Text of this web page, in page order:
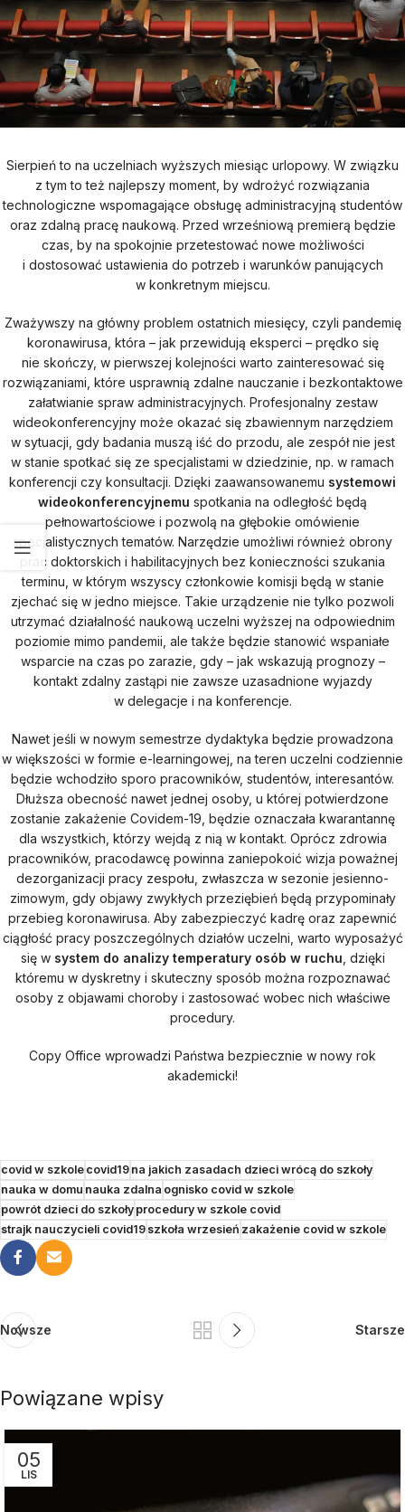
Sierpień to na uczelniach wyższych miesiąc urlopowy. W związku
z tym to też najlepszy moment, by wdrożyć rozwiązania
technologiczne wspomagające obsługę administracyjną studentów
oraz zdalną pracę naukową. Przed wrześniową premierą będzie
czas, by na spokojnie przetestować nowe możliwości
i dostosować ustawienia do potrzeb i warunków panujących
w konkretnym miejscu.
Zważywszy na główny problem ostatnich miesięcy, czyli pandemię
koronawirusa, która – jak przewidują eksperci – prędko się
nie skończy, w pierwszej kolejności warto zainteresować się
rozwiązaniami, które usprawnią zdalne nauczanie i bezkontaktowe
załatwianie spraw administracyjnych. Profesjonalny zestaw
wideokonferencyjny może okazać się zbawiennym narzędziem
w sytuacji, gdy badania muszą iść do przodu, ale zespół nie jest
w stanie spotkać się ze specjalistami w dziedzinie, np. w ramach
konferencji czy konsultacji. Dzięki zaawansowanemu systemowi
wideokonferencyjnemu spotkania na odległość będą
pełnowartościowe i pozwolą na głębokie omówienie
specjalistycznych tematów. Narzędzie umożliwi również obrony
prac doktorskich i habilitacyjnych bez konieczności szukania
terminu, w którym wszyscy członkowie komisji będą w stanie
zjechać się w jedno miejsce. Takie urządzenie nie tylko pozwoli
utrzymać działalność naukową uczelni wyższej na odpowiednim
poziomie mimo pandemii, ale także będzie stanowić wspaniałe
wsparcie na czas po zarazie, gdy – jak wskazują prognozy –
kontakt zdalny zastąpi nie zawsze uzasadnione wyjazdy
w delegacje i na konferencje.
Nawet jeśli w nowym semestrze dydaktyka będzie prowadzona
w większości w formie e-learningowej, na teren uczelni codziennie
będzie wchodziło sporo pracowników, studentów, interesantów.
Dłuższa obecność nawet jednej osoby, u której potwierdzone
zostanie zakażenie Covidem-19, będzie oznaczała kwarantannę
dla wszystkich, którzy wejdą z nią w kontakt. Oprócz zdrowia
pracowników, pracodawcę powinna zaniepokoić wizja poważnej
dezorganizacji pracy zespołu, zwłaszcza w sezonie jesienno-
zimowym, gdy objawy zwykłych przeziębień będą przypominały
przebieg koronawirusa. Aby zabezpieczyć kadrę oraz zapewnić
ciągłość pracy poszczególnych działów uczelni, warto wyposażyć
się w system do analizy temperatury osób w ruchu , dzięki
któremu w dyskretny i skuteczny sposób można rozpoznawać
osoby z objawami choroby i zastosować wobec nich właściwe
procedury.
Copy Office wprowadzi Państwa bezpiecznie w nowy rok
akademicki!
covid w szkolecovid19na jakich zasadach dzieci wrócą do szkoły
nauka w domu nauka zdalna ognisko covid w szkole
powrót dzieci do szkołyprocedury w szkole covid
strajk nauczycieli covid19szkoła wrzesień zakażenie covid w szkole
Nowsze Starsze
Powiązane wpisy
05
LIS